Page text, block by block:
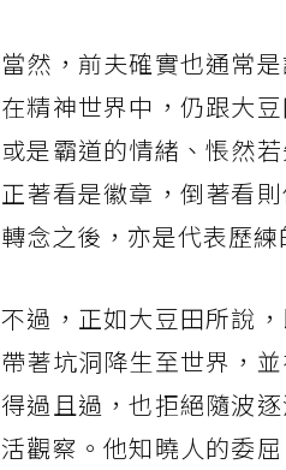
當然，前夫確實也通常
在精神世界中，仍跟大
或是霸道的情緒、悵然
正著看是徽章，倒著看
轉念之後，亦是代表歷練
不過，正如大豆田所說
帶著坑洞降生至世界，
得過且過，也拒絕隨波
活觀察。他知曉人的委